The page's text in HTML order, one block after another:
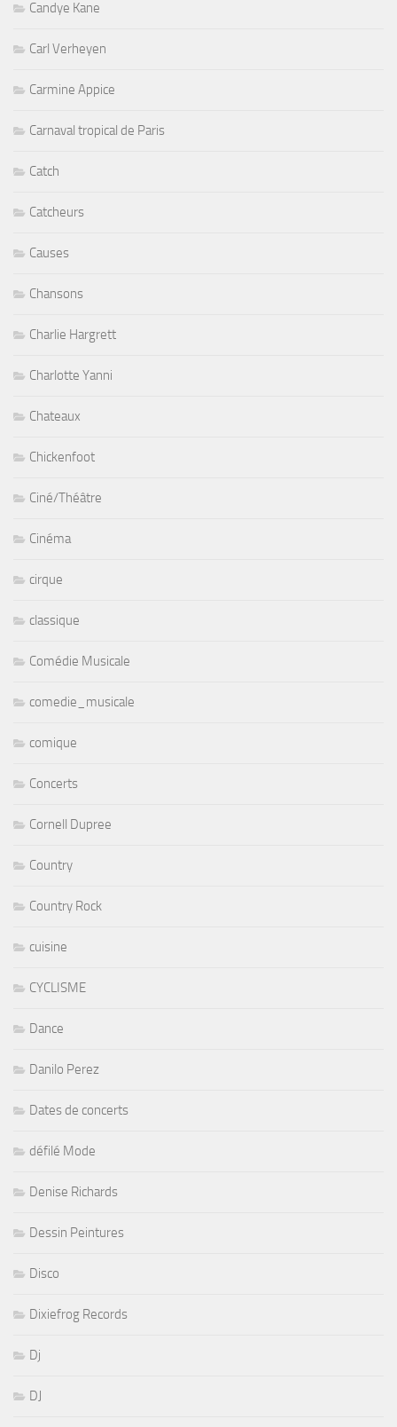
Candye Kane
Carl Verheyen
Carmine Appice
Carnaval tropical de Paris
Catch
Catcheurs
Causes
Chansons
Charlie Hargrett
Charlotte Yanni
Chateaux
Chickenfoot
Ciné/Théâtre
Cinéma
cirque
classique
Comédie Musicale
comedie_musicale
comique
Concerts
Cornell Dupree
Country
Country Rock
cuisine
CYCLISME
Dance
Danilo Perez
Dates de concerts
défilé Mode
Denise Richards
Dessin Peintures
Disco
Dixiefrog Records
Dj
DJ